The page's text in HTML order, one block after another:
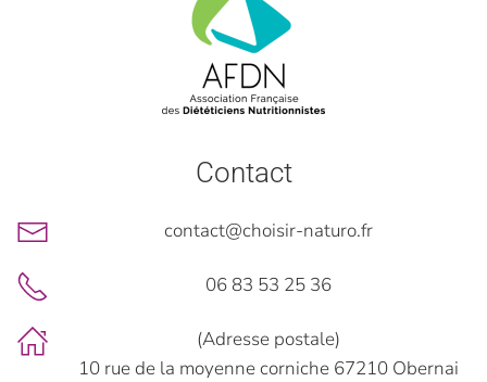
Contact
contact@choisir-naturo.fr
06 83 53 25 36
(Adresse postale)
10 rue de la moyenne corniche 67210 Obernai